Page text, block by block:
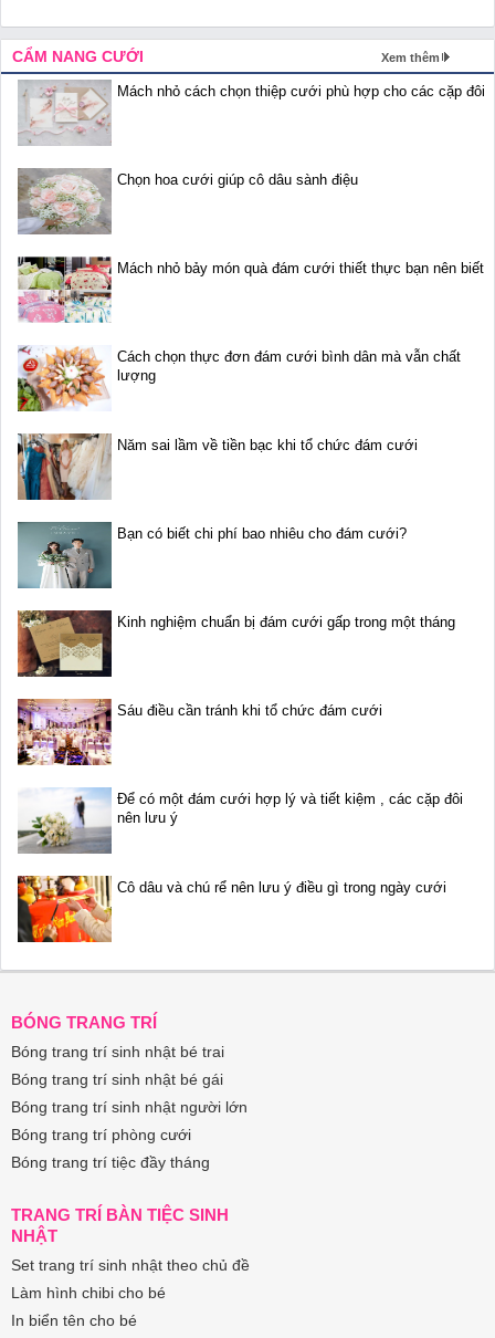
CẨM NANG CƯỚI Xem thêm
Mách nhỏ cách chọn thiệp cưới phù hợp cho các cặp đôi
Chọn hoa cưới giúp cô dâu sành điệu
Mách nhỏ bảy món quà đám cưới thiết thực bạn nên biết
Cách chọn thực đơn đám cưới bình dân mà vẫn chất
lượng
Năm sai lầm về tiền bạc khi tổ chức đám cưới
Bạn có biết chi phí bao nhiêu cho đám cưới?
Kinh nghiệm chuẩn bị đám cưới gấp trong một tháng
Sáu điều cần tránh khi tổ chức đám cưới
Để có một đám cưới hợp lý và tiết kiệm , các cặp đôi
nên lưu ý
Cô dâu và chú rể nên lưu ý điều gì trong ngày cưới
BÓNG TRANG TRÍ
Bóng trang trí sinh nhật bé trai
Bóng trang trí sinh nhật bé gái
Bóng trang trí sinh nhật người lớn
Bóng trang trí phòng cưới
Bóng trang trí tiệc đầy tháng
TRANG TRÍ BÀN TIỆC SINH
NHẬT
Set trang trí sinh nhật theo chủ đề
Làm hình chibi cho bé
In biển tên cho bé